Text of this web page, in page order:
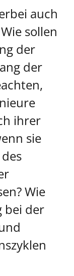
auch
sollen
der
der
ihrer
sie
Wie
bei der